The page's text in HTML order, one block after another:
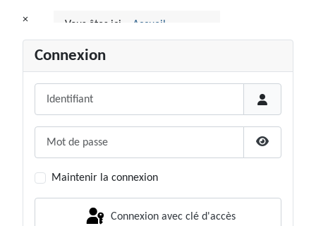
×
Connexion
Afficher le
Maintenir la connexion
Connexion avec clé d'accès